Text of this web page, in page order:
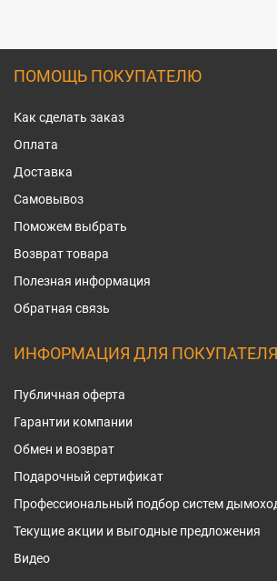
ПОМОЩЬ ПОКУПАТЕЛЮ
Как сделать заказ
Оплата
Доставка
Самовывоз
Поможем выбрать
Возврат товара
Полезная информация
Обратная связь
ИНФОРМАЦИЯ ДЛЯ ПОКУПАТЕЛЯ
Публичная оферта
Гарантии компании
Обмен и возврат
Подарочный сертификат
Профессиональный подбор систем
Текущие акции и выгодные предложения
Видео